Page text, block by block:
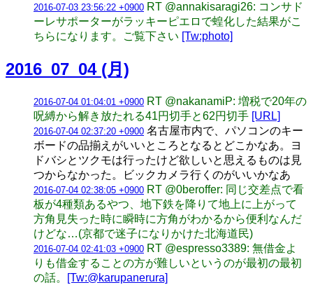
2016-07-03 23:56:22 +0900 RT @annakisaragi26: コンサド
ーレサポーターがラッキーピエロで蝗化した結果がこ
ちらになります。ご覧下さい [Tw:photo]
2016_07_04 (月)
2016-07-04 01:04:01 +0900 RT @nakanamiP: 増税で20年の
呪縛から解き放たれる41円切手と62円切手 [URL]
2016-07-04 02:37:20 +0900 名古屋市内で、パソコンのキー
ボードの品揃えがいいところとなるとどこかなあ。ヨ
ドバシとツクモは行ったけど欲しいと思えるものは見
つからなかった。ビックカメラ行くのがいいかなあ
2016-07-04 02:38:05 +0900 RT @0beroffer: 同じ交差点で看
板が4種類あるやつ、地下鉄を降りて地上に上がって
方角見失った時に瞬時に方角がわかるから便利なんだ
けどな…(京都で迷子になりかけた北海道民)
2016-07-04 02:41:03 +0900 RT @espresso3389: 無借金よ
りも借金することの方が難しいというのが最初の最初
の話。
[Tw:@karupanerura]